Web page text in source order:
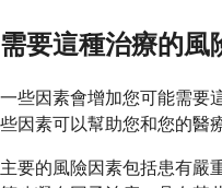
需要這種治療的風
一些因素會增加您可能需要
些因素可以幫助您和您的醫
主要的風險因素包括患有嚴